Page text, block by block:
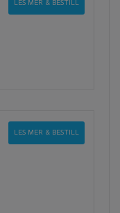
LES MER & BESTILL
LES MER & BESTILL